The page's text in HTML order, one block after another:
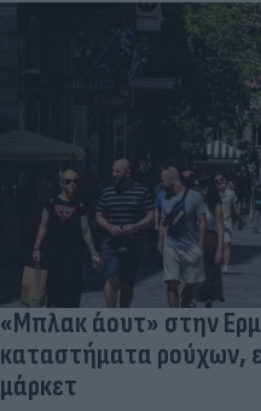
«Μπλακ άουτ» στην
καταστήματα ρούχων,
μάρκετ